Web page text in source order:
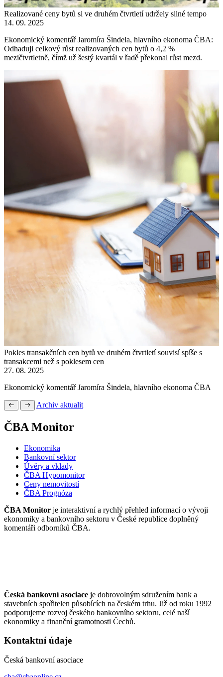
Realizované ceny bytů si ve druhém čtvrtletí udržely silné tempo
14. 09. 2025
Ekonomický komentář Jaromíra Šindela, hlavního ekonoma ČBA:
Odhaduji celkový růst realizovaných cen bytů o 4,2 %
mezičtvrtletně, čímž už šestý kvartál v řadě překonal růst mezd.
Pokles transakčních cen bytů ve druhém čtvrtletí souvisí spíše s
transakcemi než s poklesem cen
27. 08. 2025
Ekonomický komentář Jaromíra Šindela, hlavního ekonoma ČBA
Archiv aktualit
ČBA Monitor
Ekonomika
Bankovní sektor
Úvěry a vklady
ČBA Hypomonitor
Ceny nemovitostí
ČBA Prognóza
ČBA Monitor je interaktivní a rychlý přehled informací o vývoji
ekonomiky a bankovního sektoru v České republice doplněný
komentáři odborníků ČBA.
Česká bankovní asociace je dobrovolným sdružením bank a
stavebních spořitelen působících na českém trhu. Již od roku 1992
podporujeme rozvoj českého bankovního sektoru, celé naší
ekonomiky a finanční gramotnosti Čechů.
Kontaktní údaje
Česká bankovní asociace